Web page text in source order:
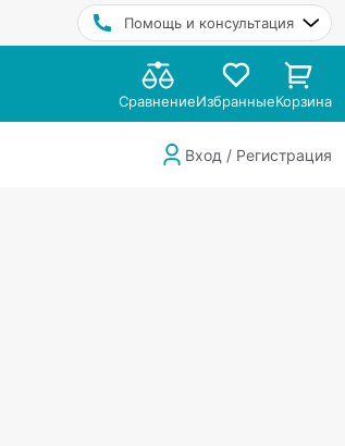
Помощь и консультация
СравнениеИзбранныеКорзина
Вход / Регистрация